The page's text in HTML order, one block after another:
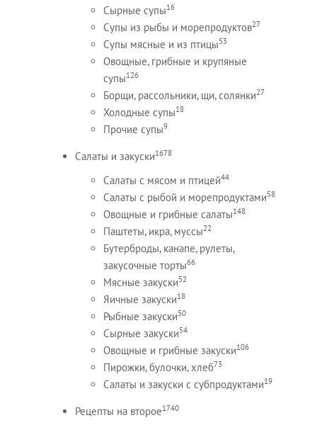
Сырные супы16
Супы из рыбы и морепродуктов27
Супы мясные и из птицы53
Овощные, грибные и крупяные
супы126
Борщи, рассольники, щи, солянки27
Холодные супы18
Прочие супы9
Салаты и закуски1678
Салаты с мясом и птицей44
Салаты с рыбой и морепродуктами58
Овощные и грибные салаты148
Паштеты, икра, муссы22
Бутерброды, канапе, рулеты,
закусочные торты66
Мясные закуски52
Яичные закуски18
Рыбные закуски50
Сырные закуски54
Овощные и грибные закуски106
Пирожки, булочки, хлеб73
Салаты и закуски с субпродуктами19
Рецепты на второе1740